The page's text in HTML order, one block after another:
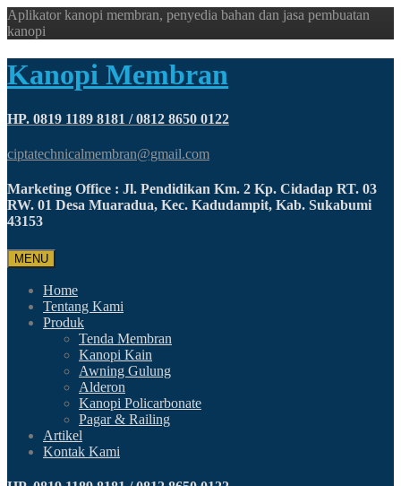
Aplikator kanopi membran, penyedia bahan dan jasa pembuatan
kanopi
Kanopi Membran
HP. 0819 1189 8181 / 0812 8650 0122
ciptatechnicalmembran@gmail.com
Marketing Office : Jl. Pendidikan Km. 2 Kp. Cidadap RT. 03
RW. 01 Desa Muaradua, Kec. Kadudampit, Kab. Sukabumi
43153
MENU
Home
Tentang Kami
Produk
Tenda Membran
Kanopi Kain
Awning Gulung
Alderon
Kanopi Policarbonate
Pagar & Railing
Artikel
Kontak Kami